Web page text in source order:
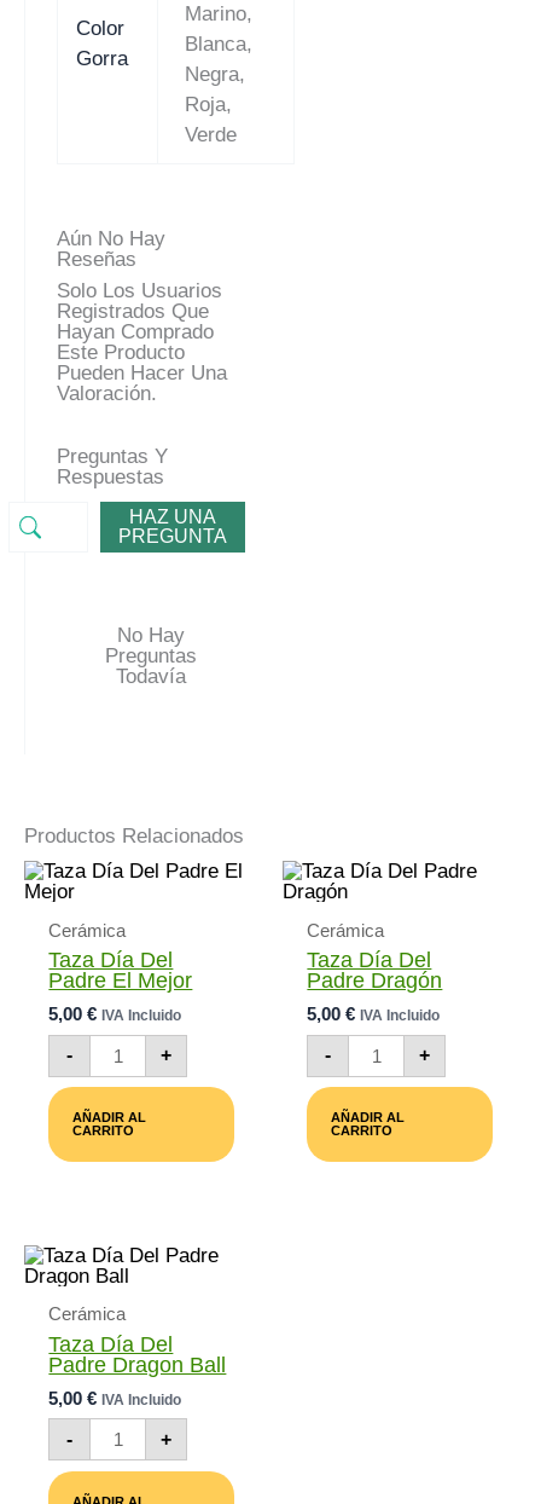
Color
Gorra
Marino,
Blanca,
Negra,
Roja,
Verde
Aún No Hay
Reseñas
Solo Los Usuarios
Registrados Que
Hayan Comprado
Este Producto
Pueden Hacer Una
Valoración.
Preguntas Y
Respuestas
HAZ UNA
PREGUNTA
No Hay
Preguntas
Todavía
Productos Relacionados
Cerámica
Taza Día Del
Padre El Mejor
5,00€ IVA Incluido
-
Taza
Día
Del
El
Cantidad
+
AÑADIR AL
CARRITO
Cerámica
Taza Día Del
Padre Dragón
5,00€ IVA Incluido
-
Taza
Día
Del
Dragón
+
AÑADIR AL
CARRITO
Cerámica
Taza Día Del
Padre Dragon Ball
5,00€ IVA Incluido
-
Taza
Día
Del
+